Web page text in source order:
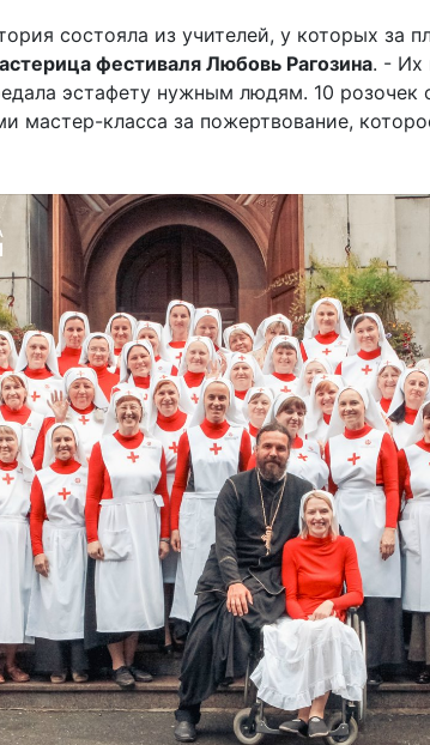
состояла из учителей, у которых за
фестиваля Любовь Рагозина. - Их
эстафету нужным людям. 10 розочек
мастер-класса за пожертвование,